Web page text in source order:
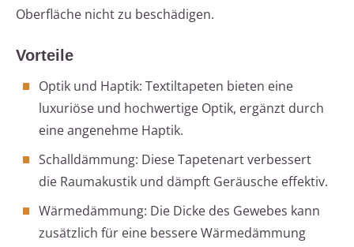
Oberfläche nicht zu beschädigen.
Vorteile
Optik und Haptik: Textiltapeten bieten eine
luxuriöse und hochwertige Optik, ergänzt durch
eine angenehme Haptik.
Schalldämmung: Diese Tapetenart verbessert
die Raumakustik und dämpft Geräusche effektiv.
Wärmedämmung: Die Dicke des Gewebes kann
zusätzlich für eine bessere Wärmedämmung